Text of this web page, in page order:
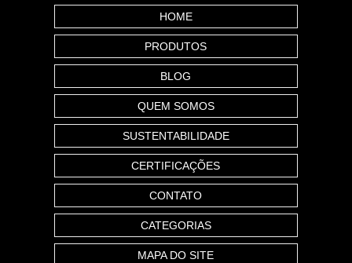
HOME
PRODUTOS
BLOG
QUEM SOMOS
SUSTENTABILIDADE
CERTIFICAÇÕES
CONTATO
CATEGORIAS
MAPA DO SITE